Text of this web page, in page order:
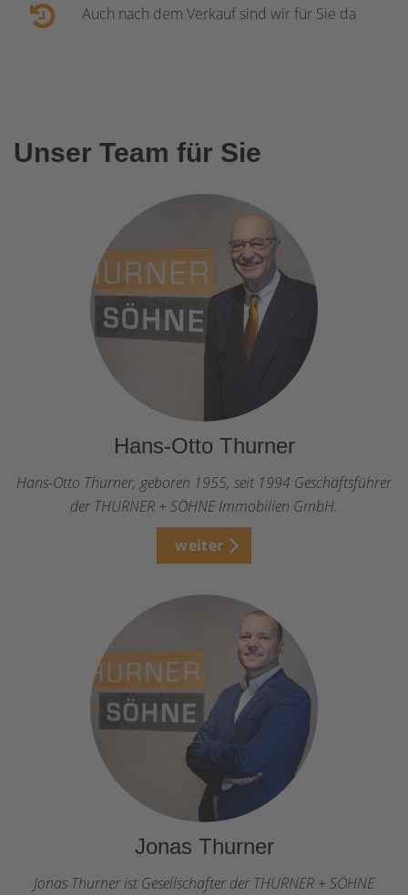
Auch nach dem Verkauf sind wir für Sie da
Unser Team für Sie
Hans-Otto Thurner
Hans-Otto Thurner, geboren 1955, seit 1994 Geschäftsführer
der THURNER + SÖHNE Immobilien GmbH.
weiter
Jonas Thurner
Jonas Thurner ist Gesellschafter der THURNER + SÖHNE